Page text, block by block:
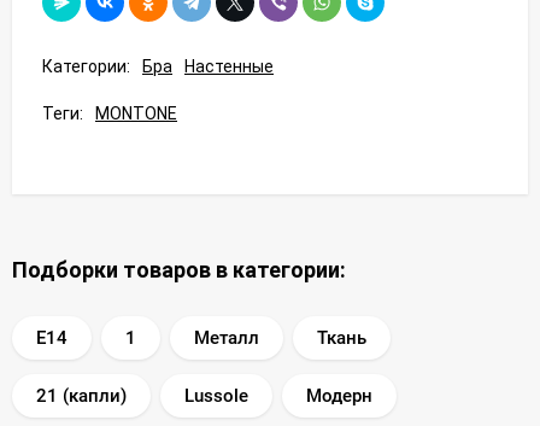
Категории: Бра Настенные
Теги: MONTONE
Подборки товаров в категории:
E14 1 Металл Ткань
21 (капли) Lussole Модерн